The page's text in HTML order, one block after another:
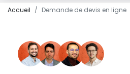
Accueil Demande de devis en ligne